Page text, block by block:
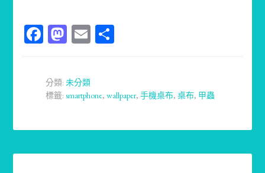
Facebook
Mastodon
Email
分類:未分類
標籤:smartphone,wallpaper,手機桌布,桌布, 甲蟲